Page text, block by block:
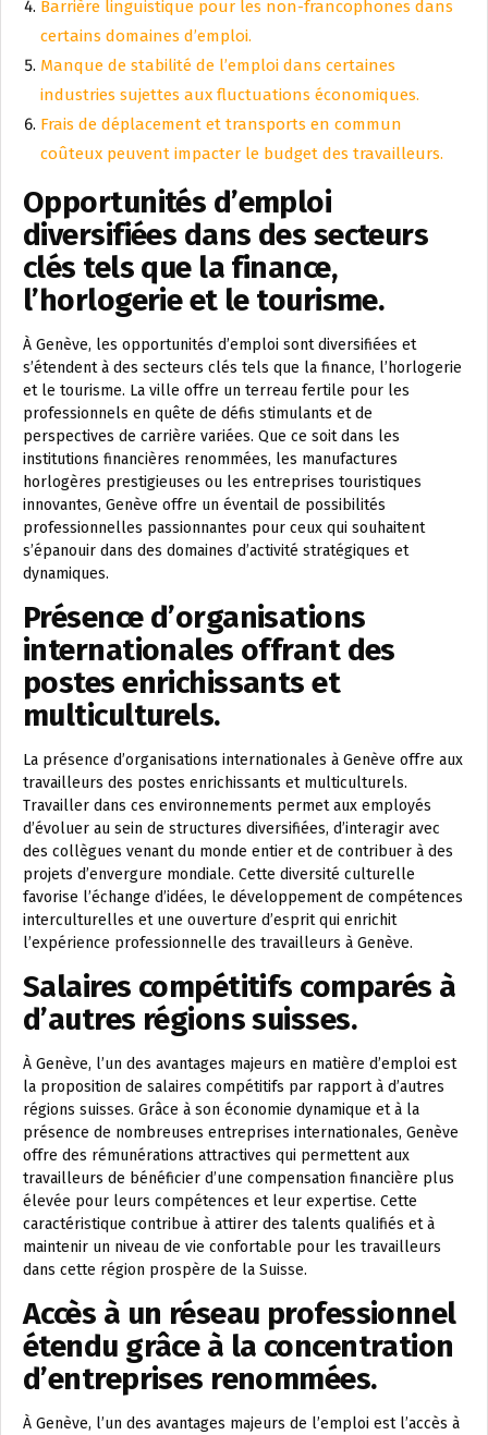
Barrière linguistique pour les non-francophones dans
certains domaines d’emploi.
Manque de stabilité de l’emploi dans certaines
industries sujettes aux fluctuations économiques.
Frais de déplacement et transports en commun
coûteux peuvent impacter le budget des travailleurs.
Opportunités d’emploi
diversifiées dans des secteurs
clés tels que la finance,
l’horlogerie et le tourisme.
À Genève, les opportunités d’emploi sont diversifiées et
s’étendent à des secteurs clés tels que la finance, l’horlogerie
et le tourisme. La ville offre un terreau fertile pour les
professionnels en quête de défis stimulants et de
perspectives de carrière variées. Que ce soit dans les
institutions financières renommées, les manufactures
horlogères prestigieuses ou les entreprises touristiques
innovantes, Genève offre un éventail de possibilités
professionnelles passionnantes pour ceux qui souhaitent
s’épanouir dans des domaines d’activité stratégiques et
dynamiques.
Présence d’organisations
internationales offrant des
postes enrichissants et
multiculturels.
La présence d’organisations internationales à Genève offre aux
travailleurs des postes enrichissants et multiculturels.
Travailler dans ces environnements permet aux employés
d’évoluer au sein de structures diversifiées, d’interagir avec
des collègues venant du monde entier et de contribuer à des
projets d’envergure mondiale. Cette diversité culturelle
favorise l’échange d’idées, le développement de compétences
interculturelles et une ouverture d’esprit qui enrichit
l’expérience professionnelle des travailleurs à Genève.
Salaires compétitifs comparés à
d’autres régions suisses.
À Genève, l’un des avantages majeurs en matière d’emploi est
la proposition de salaires compétitifs par rapport à d’autres
régions suisses. Grâce à son économie dynamique et à la
présence de nombreuses entreprises internationales, Genève
offre des rémunérations attractives qui permettent aux
travailleurs de bénéficier d’une compensation financière plus
élevée pour leurs compétences et leur expertise. Cette
caractéristique contribue à attirer des talents qualifiés et à
maintenir un niveau de vie confortable pour les travailleurs
dans cette région prospère de la Suisse.
Accès à un réseau professionnel
étendu grâce à la concentration
d’entreprises renommées.
À Genève, l’un des avantages majeurs de l’emploi est l’accès à